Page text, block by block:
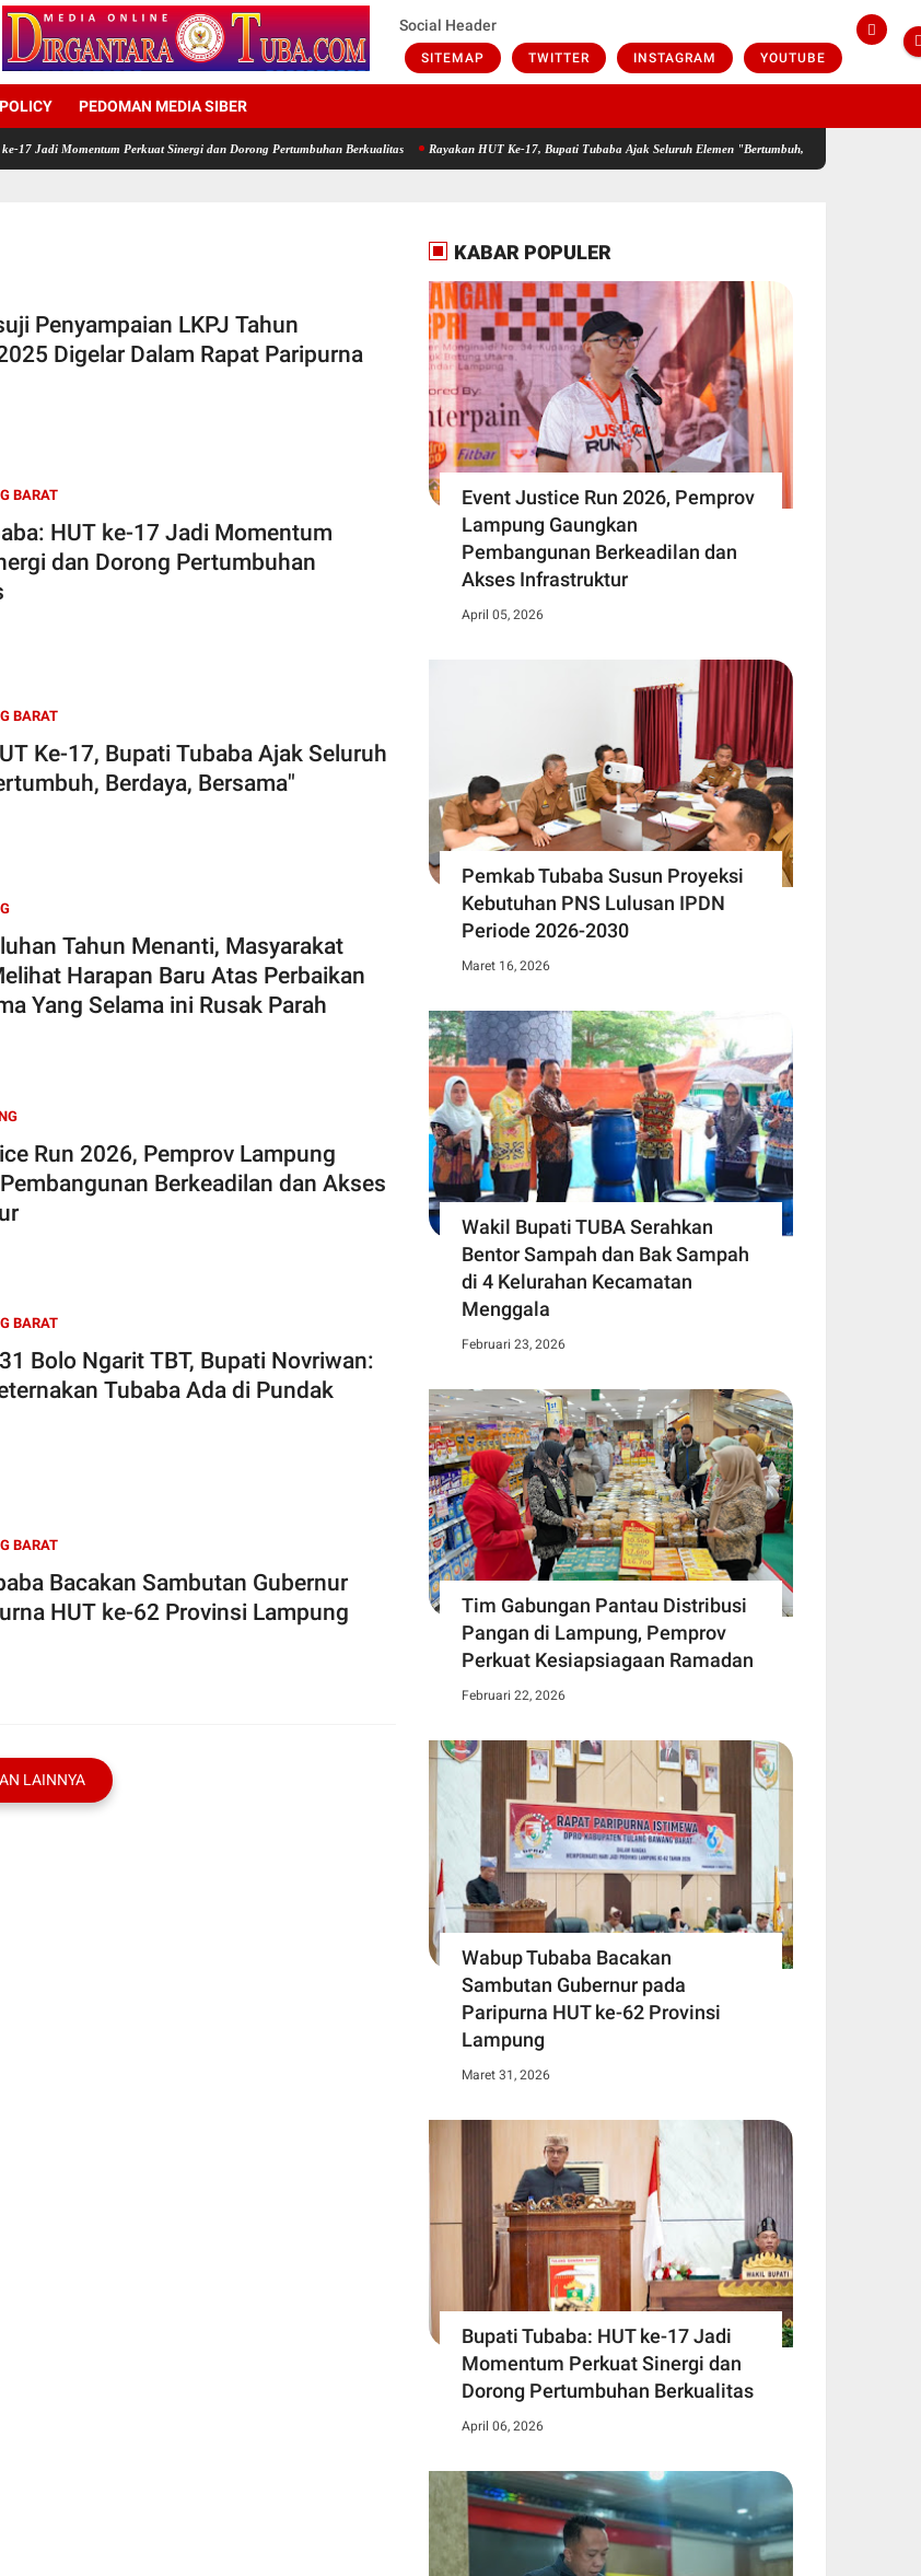
Social Header
SITEMAP TWITTER INSTAGRAM YOUTUBE
PEDOMAN MEDIA SIBER
Perkuat Sinergi dan Dorong Pertumbuhan Berkualitas Rayakan HUT Ke-17, Bupati Tubaba Ajak Seluruh Elemen "Bertumbuh, Berdaya, Bersama"
Penyampaian LKPJ Tahun
Digelar Dalam Rapat Paripurna
BARAT
HUT ke-17 Jadi Momentum
dan Dorong Pertumbuhan
BARAT
Ke-17, Bupati Tubaba Ajak Seluruh
Berdaya, Bersama"
Tahun Menanti, Masyarakat
Harapan Baru Atas Perbaikan
Yang Selama ini Rusak Parah
Run 2026, Pemprov Lampung
Berkeadilan dan Akses
BARAT
Bolo Ngarit TBT, Bupati Novriwan:
Tubaba Ada di Pundak
BARAT
Bacakan Sambutan Gubernur
HUT ke-62 Provinsi Lampung
LAINNYA
KABAR POPULER
Event Justice Run 2026, Pemprov
Lampung Gaungkan
Pembangunan Berkeadilan dan
Akses Infrastruktur
April 05, 2026
Pemkab Tubaba Susun Proyeksi
Kebutuhan PNS Lulusan IPDN
Periode 2026-2030
Maret 16, 2026
Wakil Bupati TUBA Serahkan
Bentor Sampah dan Bak Sampah
di 4 Kelurahan Kecamatan
Menggala
Februari 23, 2026
Tim Gabungan Pantau Distribusi
Pangan di Lampung, Pemprov
Perkuat Kesiapsiagaan Ramadan
Februari 22, 2026
Wabup Tubaba Bacakan
Sambutan Gubernur pada
Paripurna HUT ke-62 Provinsi
Lampung
Maret 31, 2026
Bupati Tubaba: HUT ke-17 Jadi
Momentum Perkuat Sinergi dan
Dorong Pertumbuhan Berkualitas
April 06, 2026